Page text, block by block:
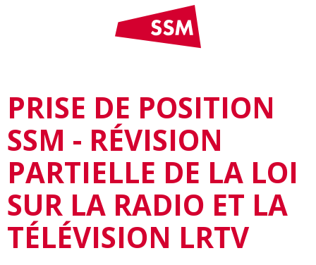
PRISE DE POSITION
SSM - RÉVISION
PARTIELLE DE LA LOI
SUR LA RADIO ET LA
TÉLÉVISION LRTV